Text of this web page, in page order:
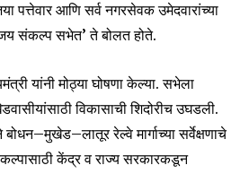
पत्तेवार आणि सर्व नगरसेवक उमेदवारांच्या
संकल्प सभेत’ ते बोलत होते.
यांनी मोठ्या घोषणा केल्या. सभेला
विकासाची शिदोरीच उघडली.
बोधन–मुखेड–लातूर रेल्वे मार्गाच्या सर्वेक्षणाचे
केंद्र व राज्य सरकारकडून